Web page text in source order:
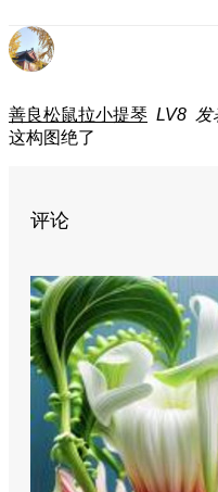
善良松鼠拉小提琴 LV8 发
这构图绝了
评论